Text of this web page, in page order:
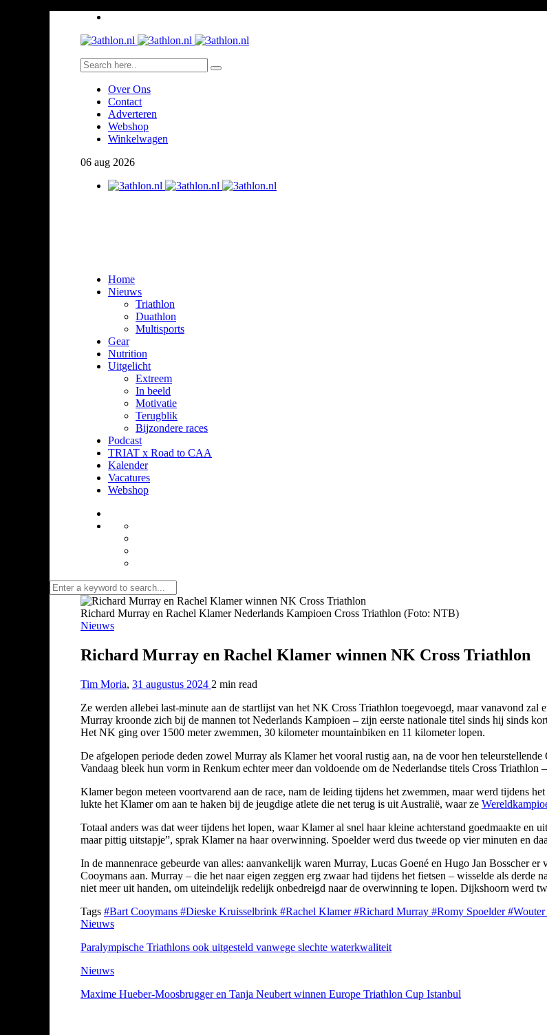
Over Ons
Contact
Adverteren
Webshop
Winkelwagen
06 aug 2026
Home
Nieuws
Triathlon
Duathlon
Multisports
Gear
Nutrition
Uitgelicht
Extreem
In beeld
Motivatie
Terugblik
Bijzondere races
Podcast
TRIAT x Road to CAA
Kalender
Vacatures
Webshop
Richard Murray en Rachel Klamer Nederlands Kampioen Cross Triathlon (Foto: NTB)
Nieuws
Richard Murray en Rachel Klamer winnen NK Cross Triathlon
Tim Moria, 31 augustus 2024 2 min read
Ze werden allebei last-minute aan de startlijst van het NK Cross Triathlon toegevoegd, maar vanavond
Murray kroonde zich bij de mannen tot Nederlands Kampioen – zijn eerste nationale titel sinds hij sinds
Het NK ging over 1500 meter zwemmen, 30 kilometer mountainbiken en 11 kilometer lopen.
De afgelopen periode deden zowel Murray als Klamer het vooral rustig aan, na de voor hen
Vandaag bleek hun vorm in Renkum echter meer dan voldoende om de Nederlandse titels Cross
Klamer begon meteen voortvarend aan de race, nam de leiding tijdens het zwemmen, maar werd tijdens
lukte het Klamer om aan te haken bij de jeugdige atlete die net terug is uit Australië, waar ze
Totaal anders was dat weer tijdens het lopen, waar Klamer al snel haar kleine achterstand goedmaakte en
maar pittig uitstapje”, sprak Klamer na haar overwinning. Spoelder werd dus tweede op vier minuten en
In de mannenrace gebeurde van alles: aanvankelijk waren Murray, Lucas Goené en Hugo Jan Bosscher
Cooymans aan. Murray – die het naar eigen zeggen erg zwaar had tijdens het fietsen – wisselde als derde
niet meer uit handen, om uiteindelijk redelijk onbedreigd naar de overwinning te lopen. Dijkshoorn werd
Tags #Bart Cooymans #Dieske Kruisselbrink #Rachel Klamer#Richard Murray #Romy Spoelder
Nieuws
Paralympische Triathlons ook uitgesteld vanwege slechte waterkwaliteit
Nieuws
Maxime Hueber-Moosbrugger en Tanja Neubert winnen Europe Triathlon Cup Istanbul